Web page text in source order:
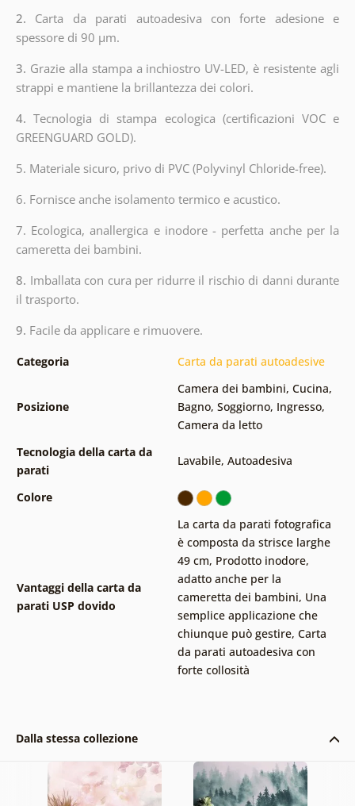
2. Carta da parati autoadesiva con forte adesione e
spessore di 90 µm.
3. Grazie alla stampa a inchiostro UV-LED, è resistente agli
strappi e mantiene la brillantezza dei colori.
4.Tecnologia di stampa ecologica (certificazioni VOC e
GREENGUARD GOLD).
5. Materiale sicuro, privo di PVC (Polyvinyl Chloride-free).
6. Fornisce anche isolamento termico e acustico.
7. Ecologica, anallergica e inodore - perfetta anche per la
cameretta dei bambini.
8. Imballata con cura per ridurre il rischio di danni durante
il trasporto.
9. Facile da applicare e rimuovere.
Categoria Carta da parati autoadesive
Posizione
Camera dei bambini, Cucina,
Bagno, Soggiorno, Ingresso,
Camera da letto
Tecnologia della carta da
parati
Lavabile, Autoadesiva
Colore
Vantaggi della carta da
parati USP dovido
La carta da parati fotografica
è composta da strisce larghe
49 cm, Prodotto inodore,
adatto anche per la
cameretta dei bambini, Una
semplice applicazione che
chiunque può gestire, Carta
da parati autoadesiva con
forte collosità
Dalla stessa collezione